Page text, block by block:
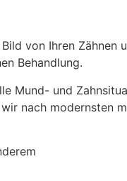
von Ihren
Behandlung.
Mund- und
nach